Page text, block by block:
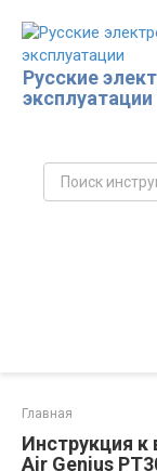
контенту
Русские
эксплуатации
Поиск:
Главная
Инструкция к
Air Genius